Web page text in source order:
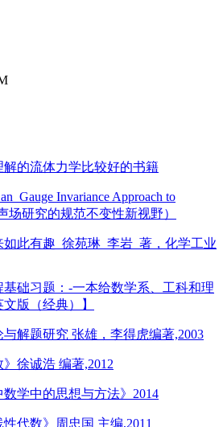
解的流体力学比较好的书籍
Invariance Approach to
场研究的规范不变性新视野）
此有趣_徐苑琳_李岩_著，化学工业
基础习题：-一本给数学系、工科和理
版（经典）】
解题研究 张雄，李得虎编著,2003
徐诚浩 编著,2012
学中的思想与方法》2014
代数》周忠国 主编,2011